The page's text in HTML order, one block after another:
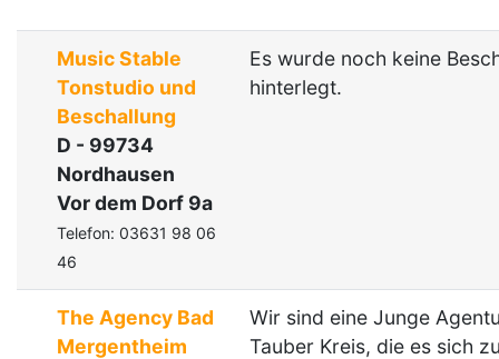
Music Stable
Tonstudio und
Beschallung
D - 99734
Nordhausen
Vor dem Dorf 9a
Telefon: 03631 98 06
46
Es wurde noch keine
hinterlegt.
The Agency Bad
Mergentheim
Wir sind eine Junge
Tauber Kreis, die es sich